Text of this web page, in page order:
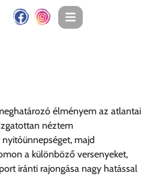
élményem az atlantai
néztem
majd
a különböző versenyeket,
iránti rajongása nagy hatással